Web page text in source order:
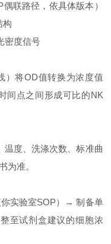
联路径，依具体版本）
构
密度信号
）将OD值转换为浓度值
间点之间形成可比的NK
温度、洗涤次数、标准曲
为准。
实验室SOP）→ 制备单
至试剂盒建议的细胞浓